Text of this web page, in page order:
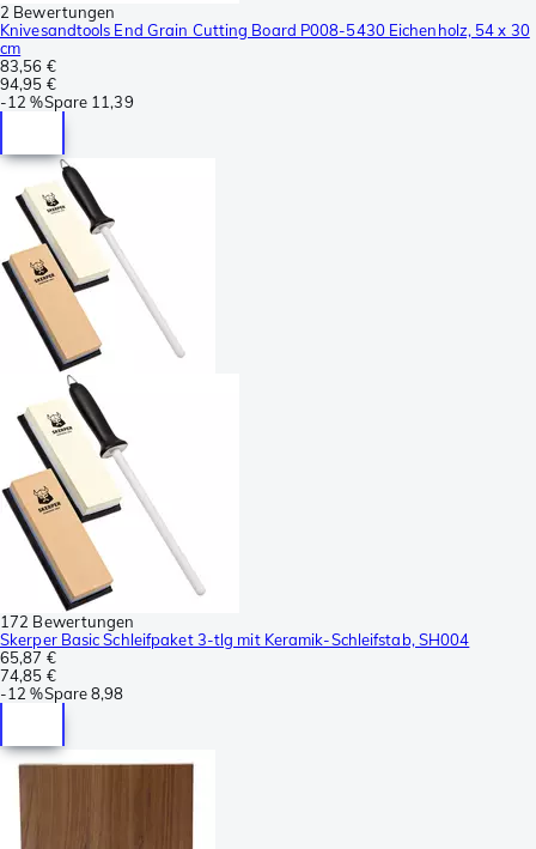
2 Bewertungen
Knivesandtools End Grain Cutting Board P008-5430 Eichenholz, 54 x 30
cm
83,56 €
94,95 €
-12 %Spare 11,39
172 Bewertungen
Skerper Basic Schleifpaket 3-tlg mit Keramik-Schleifstab, SH004
65,87 €
74,85 €
-12 %Spare8,98